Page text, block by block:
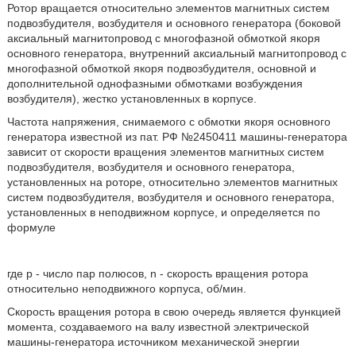
Ротор вращается относительно элементов магнитных систем
подвозбудителя, возбудителя и основного генератора (боковой
аксиальный магнитопровод с многофазной обмоткой якоря
основного генератора, внутренний аксиальный магнитопровод с
многофазной обмоткой якоря подвозбудителя, основной и
дополнительной однофазными обмотками возбуждения
возбудителя), жестко установленных в корпусе.
Частота напряжения, снимаемого с обмотки якоря основного
генератора известной из пат. РФ №2450411 машины-генератора
зависит от скорости вращения элементов магнитных систем
подвозбудителя, возбудителя и основного генератора,
установленных на роторе, относительно элементов магнитных
систем подвозбудителя, возбудителя и основного генератора,
установленных в неподвижном корпусе, и определяется по
формуле
где р - число пар полюсов, n - скорость вращения ротора
относительно неподвижного корпуса, об/мин.
Скорость вращения ротора в свою очередь является функцией
момента, создаваемого на валу известной электрической
машины-генератора источником механической энергии